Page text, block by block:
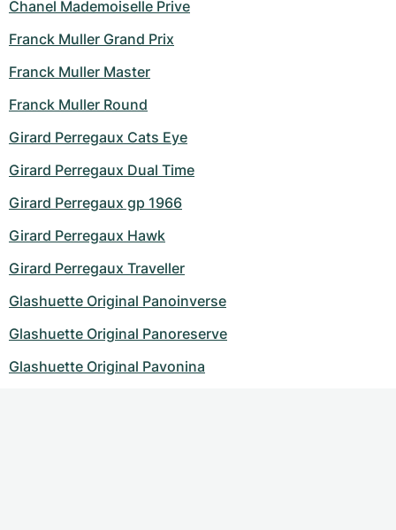
Chanel Mademoiselle Prive
Franck Muller Grand Prix
Franck Muller Master
Franck Muller Round
Girard Perregaux Cats Eye
Girard Perregaux Dual Time
Girard Perregaux gp 1966
Girard Perregaux Hawk
Girard Perregaux Traveller
Glashuette Original Panoinverse
Glashuette Original Panoreserve
Glashuette Original Pavonina